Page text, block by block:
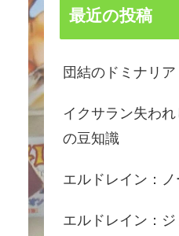
最近の投稿
団結のドミナリ
イクサラン失わ
の豆知識
エルドレイン：
エルドレイン：